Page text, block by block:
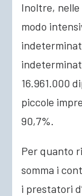
Inoltre,
modo
16.961.000
piccole
90,7%.
Per quanto
somma i
i prestatori